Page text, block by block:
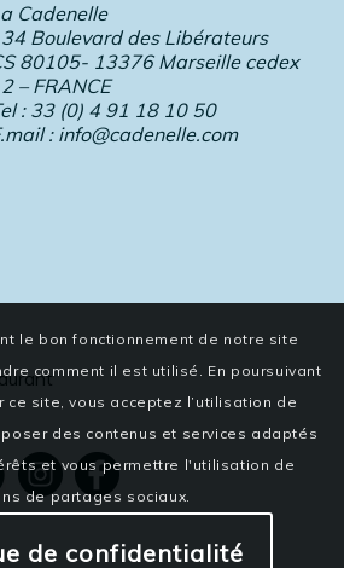
Cadenelle
Boulevard des Libérateurs
80105- 13376 Marseille cedex
– FRANCE
: 33 (0) 4 91 18 10 50
:info@cadenelle.com
le bon fonctionnement de notre site
comment il est utilisé. En poursuivant
ce site, vous acceptez l’utilisation de
des contenus et services adaptés
et vous permettre l'utilisation de
de partages sociaux.
de confidentialité